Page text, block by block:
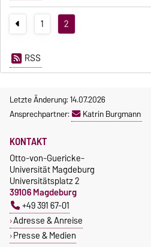
1 2
RSS
Letzte Änderung: 14.07.2026
Ansprechpartner:
Katrin Burgmann
KONTAKT
Otto-von-Guericke-
Universität Magdeburg
Universitätsplatz 2
39106 Magdeburg
+49 391 67-01
Adresse & Anreise
Presse & Medien